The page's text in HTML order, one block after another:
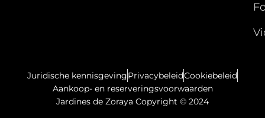
Juridische kennisgevingPrivacybeleidCookiebeleid
Aankoop- en reserveringsvoorwaarden
Jardines de Zoraya Copyright © 2024